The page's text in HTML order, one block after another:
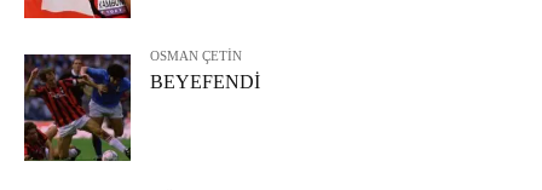
OSMAN ÇETİN
BEYEFENDİ